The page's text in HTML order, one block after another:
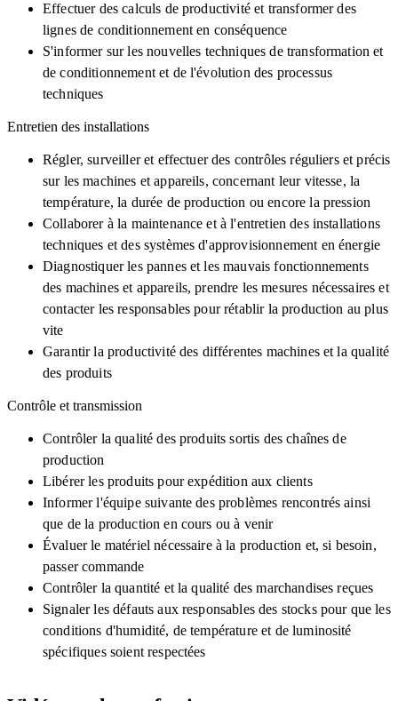
Effectuer des calculs de productivité et transformer des
lignes de conditionnement en conséquence
S'informer sur les nouvelles techniques de transformation et
de conditionnement et de l'évolution des processus
techniques
Entretien des installations
Régler, surveiller et effectuer des contrôles réguliers et précis
sur les machines et appareils, concernant leur vitesse, la
température, la durée de production ou encore la pression
Collaborer à la maintenance et à l'entretien des installations
techniques et des systèmes d'approvisionnement en énergie
Diagnostiquer les pannes et les mauvais fonctionnements
des machines et appareils, prendre les mesures nécessaires et
contacter les responsables pour rétablir la production au plus
vite
Garantir la productivité des différentes machines et la qualité
des produits
Contrôle et transmission
Contrôler la qualité des produits sortis des chaînes de
production
Libérer les produits pour expédition aux clients
Informer l'équipe suivante des problèmes rencontrés ainsi
que de la production en cours ou à venir
Évaluer le matériel nécessaire à la production et, si besoin,
passer commande
Contrôler la quantité et la qualité des marchandises reçues
Signaler les défauts aux responsables des stocks pour que les
conditions d'humidité, de température et de luminosité
spécifiques soient respectées